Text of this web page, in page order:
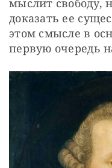
мыслит свободу,
доказать ее
этом смысле в
первую очередь